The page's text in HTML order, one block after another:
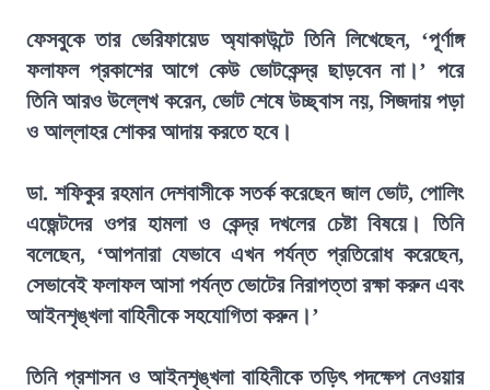
ফেসবুকে তার ভেরিফায়েড অ্যাকাউন্টে তিনি লিখেছেন, ‘পূর্ণাঙ্গ
ফলাফল প্রকাশের আগে কেউ ভোটকেন্দ্র ছাড়বেন না।’ পরে
তিনি আরও উল্লেখ করেন, ভোট শেষে উচ্ছ্বাস নয়, সিজদায় পড়া
ও আল্লাহর শোকর আদায় করতে হবে।
ডা. শফিকুর রহমান দেশবাসীকে সতর্ক করেছেন জাল ভোট, পোলিং
এজেন্টদের ওপর হামলা ও কেন্দ্র দখলের চেষ্টা বিষয়ে। তিনি
বলেছেন, ‘আপনারা যেভাবে এখন পর্যন্ত প্রতিরোধ করেছেন,
সেভাবেই ফলাফল আসা পর্যন্ত ভোটের নিরাপত্তা রক্ষা করুন এবং
আইনশৃঙ্খলা বাহিনীকে সহযোগিতা করুন।’
তিনি প্রশাসন ও আইনশৃঙ্খলা বাহিনীকে তড়িৎ পদক্ষেপ নেওয়ার